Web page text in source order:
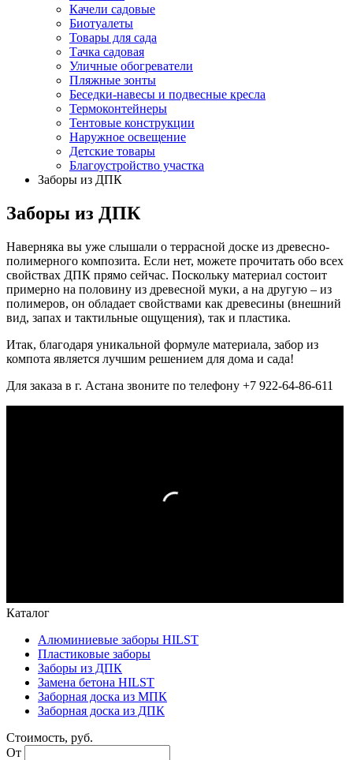
Качели садовые
Биотуалеты
Товары для сада
Тачка садовая
Уличные обогреватели
Пляжные зонты
Беседки-навесы и подвесные кресла
Термоконтейнеры
Тентовые конструкции
Наружное освещение
Детские товары
Благоустройство участка
Заборы из ДПК
Заборы из ДПК
Наверняка вы уже слышали о террасной доске из древесно-
полимерного композита. Если нет, можете прочитать обо всех
свойствах ДПК прямо сейчас. Поскольку материал состоит
примерно на половину из древесной муки, а на другую – из
полимеров, он обладает свойствами как древесины (внешний
вид, запах и тактильные ощущения), так и пластика.
Итак, благодаря уникальной формуле материала, забор из
компота является лучшим решением для дома и сада!
Для заказа в г. Астана звоните по телефону +7 922-64-86-611
Каталог
Алюминиевые заборы HILST
Пластиковые заборы
Заборы из ДПК
Замена бетона HILST
Заборная доска из МПК
Заборная доска из ДПК
Стоимость, руб.
От